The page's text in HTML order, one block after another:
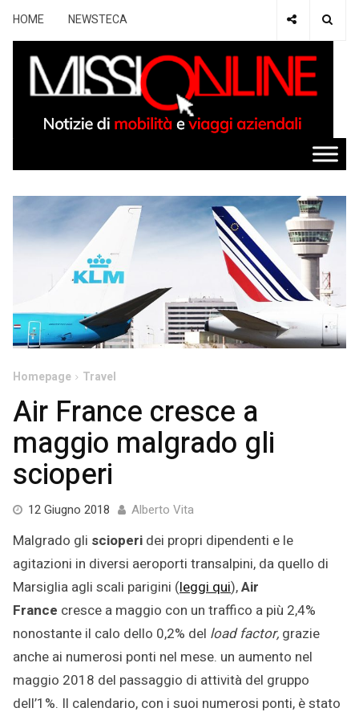
HOME NEWSTECA
Homepage Travel
Air France cresce a
maggio malgrado gli
scioperi
12 Giugno 2018 11
2018
Alberto Vita
Malgrado gli scioperi dei propri dipendenti e le
agitazioni in diversi aeroporti transalpini, da quello di
Marsiglia agli scali parigini (leggi qui),Air
France cresce a maggio con un traffico a più 2,4%
nonostante il calo dello 0,2% del load factor, grazie
anche ai numerosi ponti nel mese. un aumento nel
maggio 2018 del passaggio di attività del gruppo
dell’1%. Il calendario, con i suoi numerosi ponti, è stato